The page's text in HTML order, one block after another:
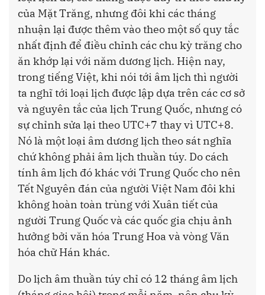
của Mặt Trăng, nhưng đôi khi các tháng
nhuận lại được thêm vào theo một số quy tắc
nhất định để điều chỉnh các chu kỳ trăng cho
ăn khớp lại với năm dương lịch. Hiện nay,
trong tiếng Việt, khi nói tới âm lịch thì người
ta nghĩ tới loại lịch được lập dựa trên các cơ sở
và nguyên tắc của lịch Trung Quốc, nhưng có
sự chỉnh sửa lại theo UTC+7 thay vì UTC+8.
Nó là một loại âm dương lịch theo sát nghĩa
chứ không phải âm lịch thuần túy. Do cách
tính âm lịch đó khác với Trung Quốc cho nên
Tết Nguyên đán của người Việt Nam đôi khi
không hoàn toàn trùng với Xuân tiết của
người Trung Quốc và các quốc gia chịu ảnh
hưởng bởi văn hóa Trung Hoa và vòng Văn
hóa chữ Hán khác.
Do lịch âm thuần túy chỉ có 12 tháng âm lịch